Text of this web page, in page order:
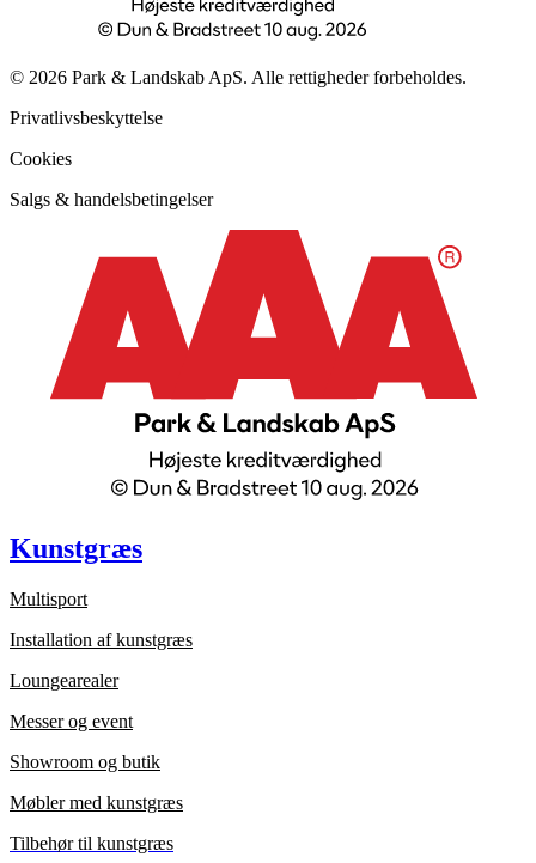
© 2026 Park & Landskab ApS. Alle rettigheder forbeholdes.
Privatlivsbeskyttelse
Cookies
Salgs & handelsbetingelser
Kunstgræs
Multisport
Installation af kunstgræs
Loungearealer
Messer og event
Showroom og butik
Møbler med kunstgræs
Tilbehør til kunstgræs